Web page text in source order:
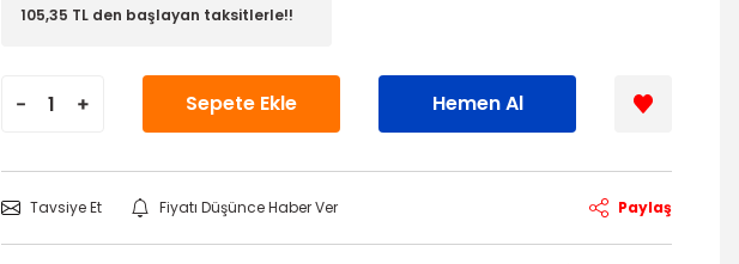
105,35 TL den başlayan taksitlerle!!
Sepete Ekle Hemen Al
Tavsiye Et Fiyatı Düşünce Haber Ver Paylaş